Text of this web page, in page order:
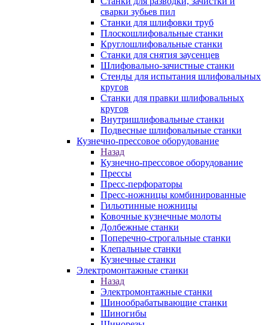
сварки зубьев пил
Станки для шлифовки труб
Плоскошлифовальные станки
Круглошлифовальные станки
Станки для снятия заусенцев
Шлифовально-зачистные станки
Стенды для испытания шлифовальных
кругов
Станки для правки шлифовальных
кругов
Внутришлифовальные станки
Подвесные шлифовальные станки
Кузнечно-прессовое оборудование
Назад
Кузнечно-прессовое оборудование
Прессы
Пресс-перфораторы
Пресс-ножницы комбинированные
Гильотинные ножницы
Ковочные кузнечные молоты
Долбежные станки
Поперечно-строгальные станки
Клепальные станки
Кузнечные станки
Электромонтажные станки
Назад
Электромонтажные станки
Шинообрабатывающие станки
Шиногибы